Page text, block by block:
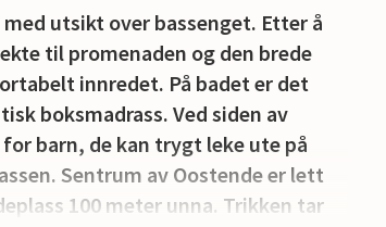
utsikt over bassenget. Etter å
til promenaden og den brede
innredet. På badet er det
boksmadrass. Ved siden av
barn, de kan trygt leke ute på
Sentrum av Oostende er lett
100 meter unna. Trikken tar